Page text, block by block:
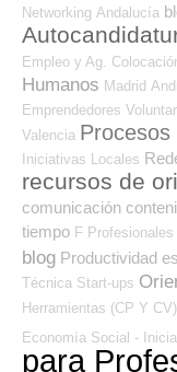
Networking Andalucía
Empleo y Ag.
Humanos Madrid
Emprendedores
Valencia
Iniciativas Locales
recursos de
comunicación
tiempo F Profesionales
blog Productividad
Técnica Start-ups
Herramientas (CP Y CV)
Economía Social -
para